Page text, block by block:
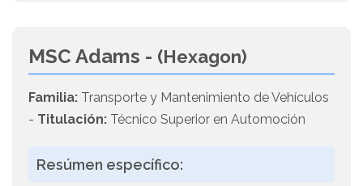
MSC Adams - (Hexagon)
Familia: Transporte y Mantenimiento de Vehículos
- Titulación: Técnico Superior en Automoción
Resúmen específico: